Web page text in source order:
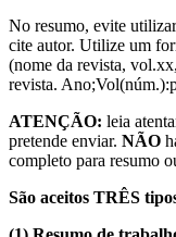
No resumo, evite
cite autor. Utilize um
(nome da revista,
revista.
ATENÇÃO: leia
pretende enviar. NÃO
completo para resumo
São aceitos TRÊS